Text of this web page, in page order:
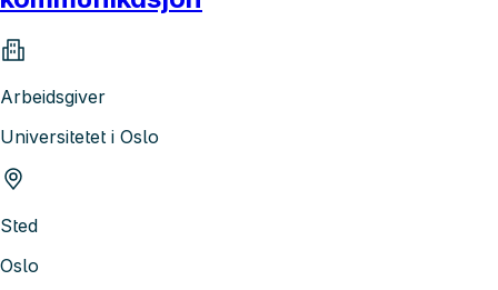
Arbeidsgiver
Universitetet i Oslo
Sted
Oslo